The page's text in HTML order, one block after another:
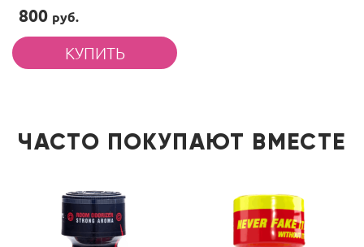
800 руб.
ЧАСТО ПОКУПАЮТ ВМЕСТЕ